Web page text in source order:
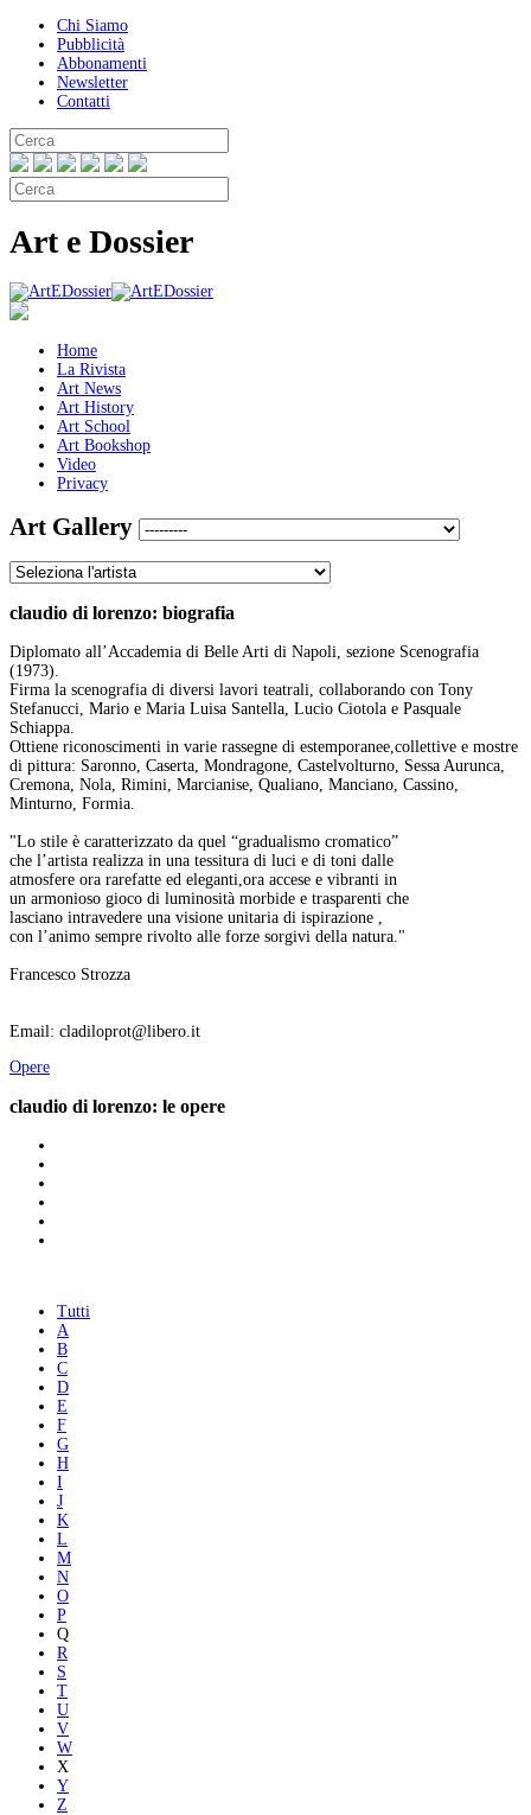
Chi Siamo
Pubblicità
Abbonamenti
Newsletter
Contatti
Art e Dossier
Home
La Rivista
Art News
Art History
Art School
Art Bookshop
Video
Privacy
Art Gallery
claudio di lorenzo: biografia
Diplomato all’Accademia di Belle Arti di Napoli, sezione Scenografia
(1973).
Firma la scenografia di diversi lavori teatrali, collaborando con Tony
Stefanucci, Mario e Maria Luisa Santella, Lucio Ciotola e Pasquale
Schiappa.
Ottiene riconoscimenti in varie rassegne di estemporanee,collettive e mostre
di pittura: Saronno, Caserta, Mondragone, Castelvolturno, Sessa Aurunca,
Cremona, Nola, Rimini, Marcianise, Qualiano, Manciano, Cassino,
Minturno, Formia.
"Lo stile è caratterizzato da quel “gradualismo cromatico”
che l’artista realizza in una tessitura di luci e di toni dalle
atmosfere ora rarefatte ed eleganti,ora accese e vibranti in
un armonioso gioco di luminosità morbide e trasparenti che
lasciano intravedere una visione unitaria di ispirazione ,
con l’animo sempre rivolto alle forze sorgivi della natura."
Francesco Strozza
Email: cladiloprot@libero.it
Opere
claudio di lorenzo: le opere
Tutti
A
B
C
D
E
F
G
H
I
J
K
L
M
N
O
P
Q
R
S
T
U
V
W
X
Y
Z